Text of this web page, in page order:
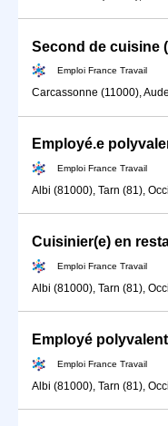
Second de cuisine
Emploi France Travail
Carcassonne (11000),
Employé.e
Emploi France Travail
Albi (81000), Tarn (81),
Cuisinier(e) en
Emploi France Travail
Albi (81000), Tarn (81),
Emploi France Travail
Albi (81000), Tarn (81),